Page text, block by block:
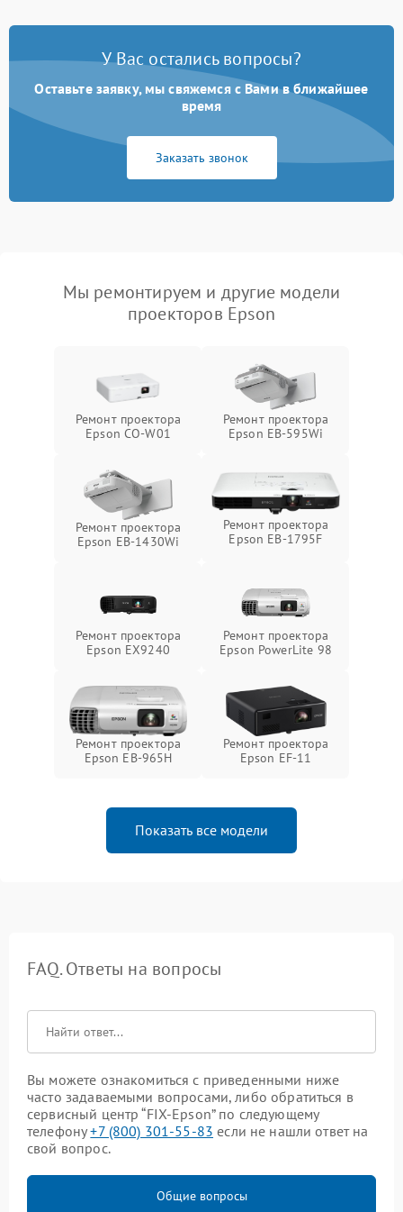
У Вас остались вопросы?
Оставьте заявку, мы свяжемся с Вами в ближайшее
время
Заказать звонок
Мы ремонтируем и другие модели
проекторов Epson
Ремонт проектора
Epson CO-W01
Ремонт проектора
Epson EB-595Wi
Ремонт проектора
Epson EB-1430Wi
Ремонт проектора
Epson EB-1795F
Ремонт проектора
Epson EX9240
Ремонт проектора
Epson PowerLite 98
Ремонт проектора
Epson EB-965H
Ремонт проектора
Epson EF-11
Показать все модели
FAQ. Ответы на вопросы
Вы можете ознакомиться с приведенными ниже
часто задаваемыми вопросами, либо обратиться в
сервисный центр “FIX-Epson” по следующему
телефону+7 (800) 301-55-83 если не нашли ответ на
свой вопрос.
Общие вопросы